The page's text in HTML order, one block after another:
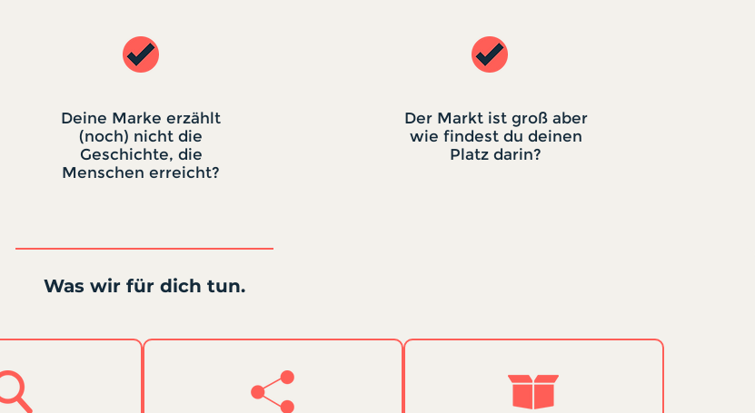
Deine Marke erzählt
(noch) nicht die
Geschichte, die
Menschen erreicht?
Der Markt ist groß aber
wie findest du deinen
Platz darin?
Was wir für dich tun.